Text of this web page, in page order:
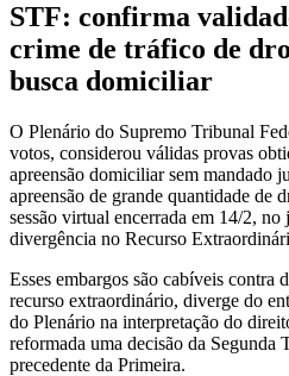
STF: confirma
crime de tráfico de
busca domiciliar
O Plenário do Supremo Tribunal
votos, considerou válidas provas
apreensão domiciliar sem mandado
apreensão de grande quantidade de
sessão virtual encerrada em 14/2,
divergência no Recurso
Esses embargos são cabíveis contra
recurso extraordinário, diverge do
do Plenário na interpretação do
reformada uma decisão da Segunda
precedente da Primeira.